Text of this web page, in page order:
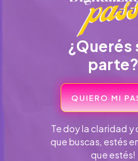
¿Querés
parte?
QUIERO MI
Te doy la claridad y
que buscas, estés
que estés!